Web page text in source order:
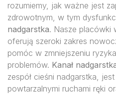
rozumiemy, jak ważne jest
zdrowotnym, w tym
nadgarstka. Nasze placówki
oferują szeroki zakres
pomóc w zmniejszeniu
problemów. Kanał
zespół cieśni nadgarstka,
powtarzalnymi ruchami ręki